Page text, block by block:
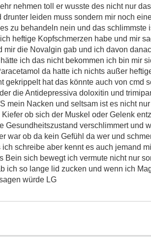
nehmen toll er wusste des nicht nur
leiden muss sondern mir noch
zu behandeln nein und das schlimmste
heftige Kopfschmerzen habe und mir
die Novalgin gab und ich davon
ich das nicht bekommen ich bin mir
da hatte ich nichts außer
gekrippelt hat das könnte auch von cmd
die Antidepressiva doloxitin und
mein Nacken und seltsam ist es nicht
ob sich der Muskel oder Gelenk
verschlimmert und
war ob da kein Gefühl da wer und
schreibe aber kennt es auch jemand
Bein sich bewegt ich vermute nicht nur
ich so lange lid zucken und wenn ich
würde LG